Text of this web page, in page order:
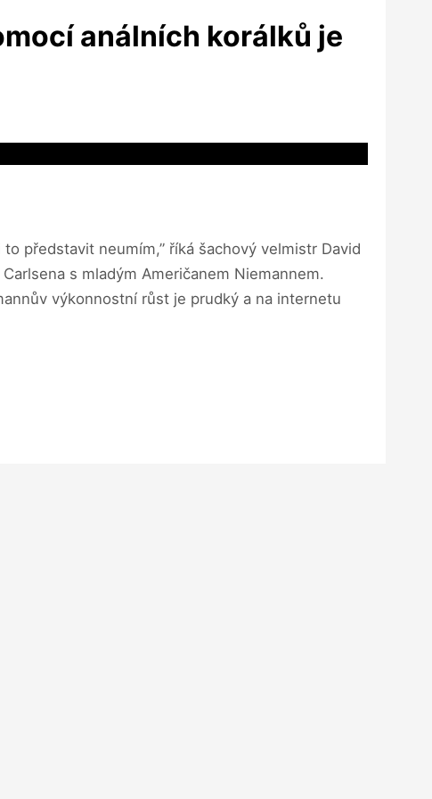
análních korálků je
představit neumím,” říká šachový velmistr David
s mladým Američanem Niemannem.
výkonnostní růst je prudký a na internetu